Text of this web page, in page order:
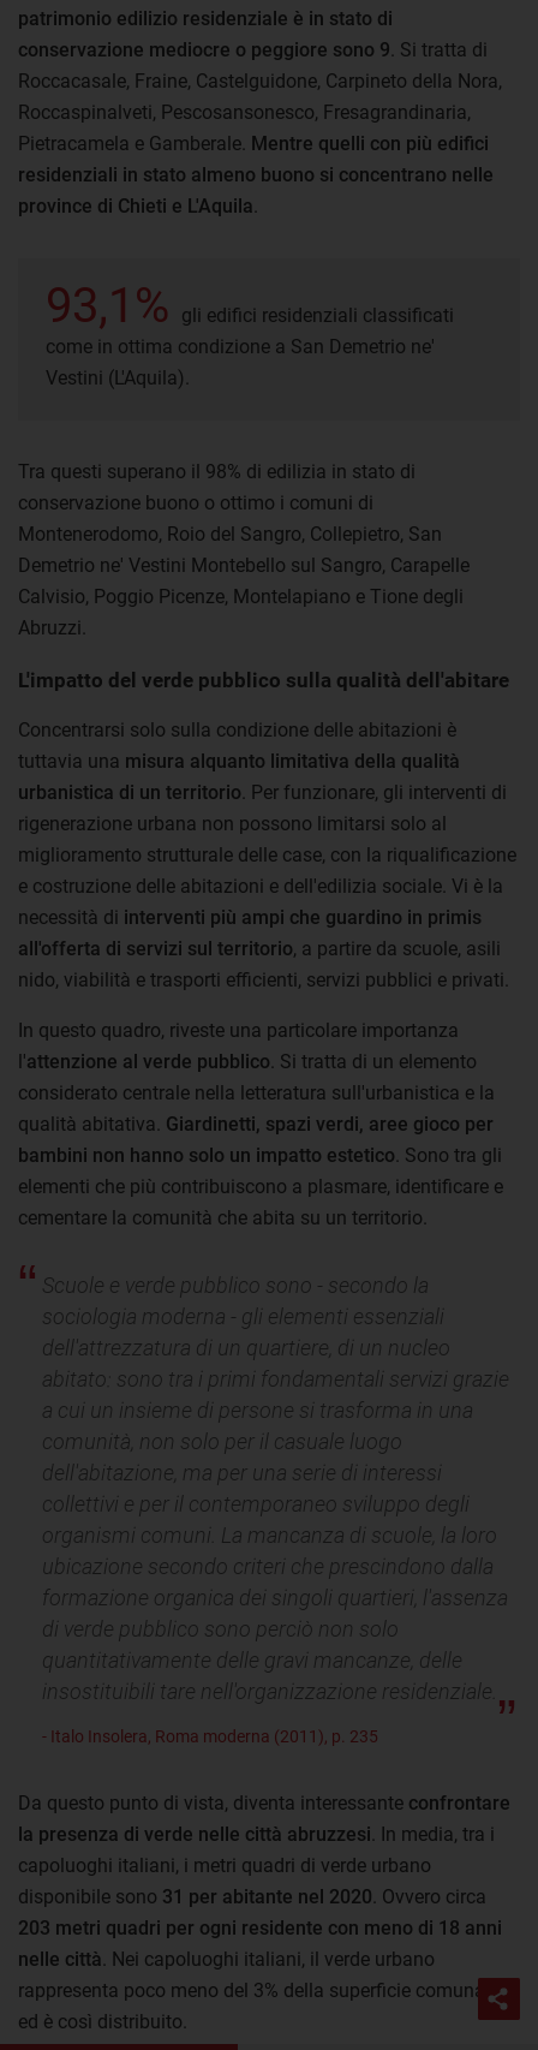
patrimonio edilizio residenziale è in stato di
conservazione mediocre o peggiore sono 9. Si tratta di
Roccacasale, Fraine, Castelguidone, Carpineto della Nora,
Roccaspinalveti, Pescosansonesco, Fresagrandinaria,
Pietracamela e Gamberale. Mentre quelli con più edifici
residenziali in stato almeno buono si concentrano nelle
province di Chieti e L'Aquila.
93,1%
gli edifici residenziali classificati
come in ottima condizione a San Demetrio ne'
Vestini (L'Aquila).
Tra questi superano il 98% di edilizia in stato di
conservazione buono o ottimo i comuni di
Montenerodomo, Roio del Sangro, Collepietro, San
Demetrio ne' Vestini Montebello sul Sangro, Carapelle
Calvisio, Poggio Picenze, Montelapiano e Tione degli
Abruzzi.
L'impatto del verde pubblico sulla qualità dell'abitare
Concentrarsi solo sulla condizione delle abitazioni è
tuttavia una misura alquanto limitativa della qualità
urbanistica di un territorio. Per funzionare, gli interventi di
rigenerazione urbana non possono limitarsi solo al
miglioramento strutturale delle case, con la riqualificazione
e costruzione delle abitazioni e dell'edilizia sociale. Vi è la
necessità di interventi più ampi che guardino in primis
all'offerta di servizi sul territorio, a partire da scuole, asili
nido, viabilità e trasporti efficienti, servizi pubblici e privati.
In questo quadro, riveste una particolare importanza
l'attenzione al verde pubblico. Si tratta di un elemento
considerato centrale nella letteratura sull'urbanistica e la
qualità abitativa. Giardinetti, spazi verdi, aree gioco per
bambini non hanno solo un impatto estetico. Sono tra gli
elementi che più contribuiscono a plasmare, identificare e
cementare la comunità che abita su un territorio.
Scuole e verde pubblico sono - secondo la
sociologia moderna - gli elementi essenziali
dell'attrezzatura di un quartiere, di un nucleo
abitato: sono tra i primi fondamentali servizi grazie
a cui un insieme di persone si trasforma in una
comunità, non solo per il casuale luogo
dell'abitazione, ma per una serie di interessi
collettivi e per il contemporaneo sviluppo degli
organismi comuni. La mancanza di scuole, la loro
ubicazione secondo criteri che prescindono dalla
formazione organica dei singoli quartieri, l'assenza
di verde pubblico sono perciò non solo
quantitativamente delle gravi mancanze, delle
insostituibili tare nell'organizzazione residenziale.
- Italo Insolera, Roma moderna (2011), p. 235
Da questo punto di vista, diventa interessante confrontare
la presenza di verde nelle città abruzzesi. In media, tra i
capoluoghi italiani, i metri quadri di verde urbano
disponibile sono 31 per abitante nel 2020. Ovvero circa
203 metri quadri per ogni residente con meno di 18 anni
nelle città. Nei capoluoghi italiani, il verde urbano
rappresenta poco meno del 3% della superficie comunale
ed è così distribuito.